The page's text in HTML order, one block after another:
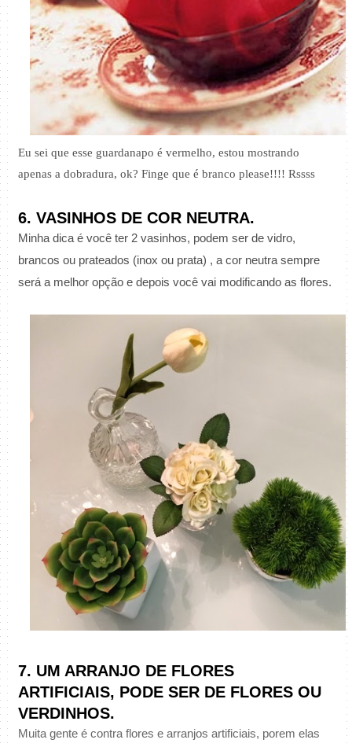
Eu sei que esse guardanapo é vermelho, estou mostrando
apenas a dobradura, ok? Finge que é branco please!!!! Rssss
6. VASINHOS DE COR NEUTRA.
Minha dica é você ter 2 vasinhos, podem ser de vidro,
brancos ou prateados (inox ou prata) , a cor neutra sempre
será a melhor opção e depois você vai modificando as flores.
7. UM ARRANJO DE FLORES
ARTIFICIAIS, PODE SER DE FLORES OU
VERDINHOS.
Muita gente é contra flores e arranjos artificiais, porem elas